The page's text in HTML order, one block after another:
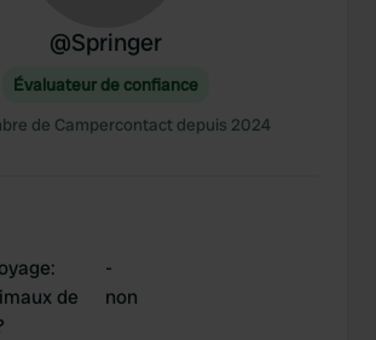
@Springer
Évaluateur de confiance
de Campercontact depuis 2024
:
-
de
non